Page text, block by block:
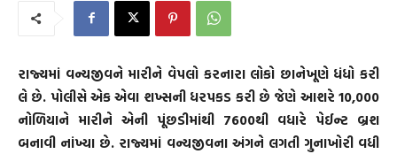
રાજ્યમાં વન્યજીવને મારીને વેપલો કરનારા લોકો છાનેખૂણે ધંધો કરી
લે છે. પોલીસે એક એવા શખ્સની ધરપકડ કરી છે જેણે આશરે 10,000
નોળિયાને મારીને એની પૂંછડીમાંથી 7600થી વધારે પેઈન્ટ બ્રશ
બનાવી નાંખ્યા છે. રાજ્યમાં વન્યજીવના અંગને લગતી ગુનાખોરી વધી